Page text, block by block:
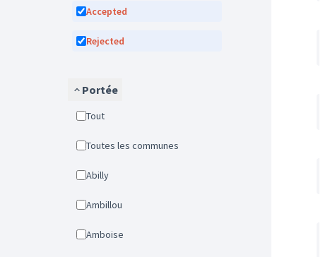
Accepted
Rejected
Portée
Tout
Toutes les communes
Abilly
Ambillou
Amboise